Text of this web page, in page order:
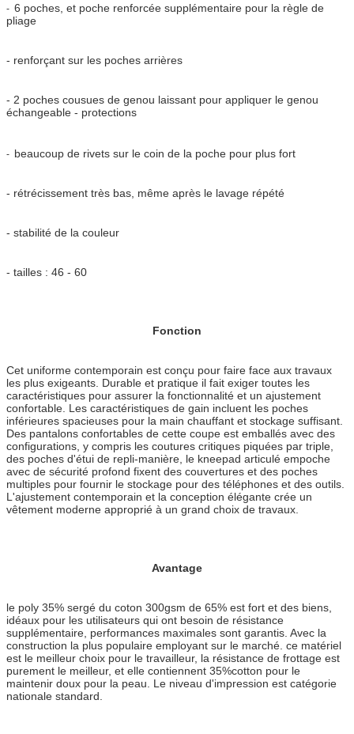
- 6 poches, et poche renforcée supplémentaire pour la règle de
pliage
- renforçant sur les poches arrières
- 2 poches cousues de genou laissant pour appliquer le genou
échangeable - protections
- beaucoup de rivets sur le coin de la poche pour plus fort
- rétrécissement très bas, même après le lavage répété
- stabilité de la couleur
- tailles : 46 - 60
Fonction
Cet uniforme contemporain est conçu pour faire face aux travaux
les plus exigeants. Durable et pratique il fait exiger toutes les
caractéristiques pour assurer la fonctionnalité et un ajustement
confortable. Les caractéristiques de gain incluent les poches
inférieures spacieuses pour la main chauffant et stockage suffisant.
Des pantalons confortables de cette coupe est emballés avec des
configurations, y compris les coutures critiques piquées par triple,
des poches d'étui de repli-manière, le kneepad articulé empoche
avec de sécurité profond fixent des couvertures et des poches
multiples pour fournir le stockage pour des téléphones et des outils.
L'ajustement contemporain et la conception élégante crée un
vêtement moderne approprié à un grand choix de travaux.
Avantage
le poly 35% sergé du coton 300gsm de 65% est fort et des biens,
idéaux pour les utilisateurs qui ont besoin de résistance
supplémentaire, performances maximales sont garantis. Avec la
construction la plus populaire employant sur le marché. ce matériel
est le meilleur choix pour le travailleur, la résistance de frottage est
purement le meilleur, et elle contiennent 35%cotton pour le
maintenir doux pour la peau. Le niveau d'impression est catégorie
nationale standard.